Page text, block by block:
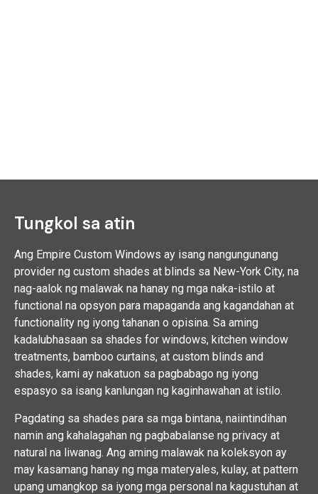
Tungkol sa atin
Ang Empire Custom Windows ay isang nangungunang
provider ng custom shades at blinds sa New-York City, na
nag-aalok ng malawak na hanay ng mga naka-istilo at
functional na opsyon para mapaganda ang kagandahan at
functionality ng iyong tahanan o opisina. Sa aming
kadalubhasaan sa shades for windows, kitchen window
treatments, bamboo curtains, at custom blinds and
shades, kami ay nakatuon sa pagbabago ng iyong
espasyo sa isang kanlungan ng kaginhawahan at istilo.
Pagdating sa shades para sa mga bintana, naiintindihan
namin ang kahalagahan ng pagbabalanse ng privacy at
natural na liwanag. Ang aming malawak na koleksyon ay
may kasamang hanay ng mga materyales, kulay, at pattern
upang umangkop sa iyong mga personal na kagustuhan at